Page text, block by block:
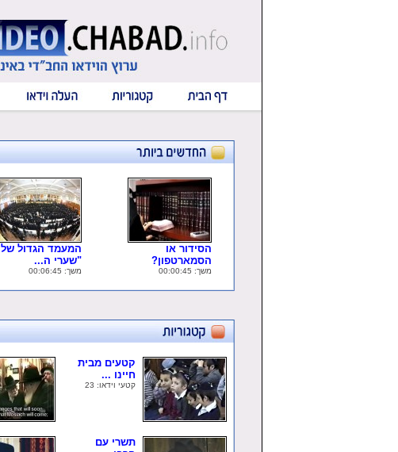
הסידור או
הסמארטפון?
משך: 00:00:45
המעמד הגדול של
"שערי ה...
משך: 00:06:45
קטעים מבית
חיינו ...
קטעי וידאו: 23
תשרי עם